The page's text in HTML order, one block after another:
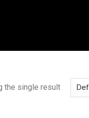
the single result